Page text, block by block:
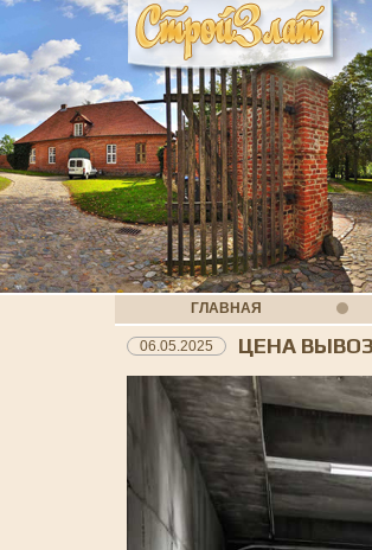
ГЛАВНАЯ
06.05.2025 ЦЕНА